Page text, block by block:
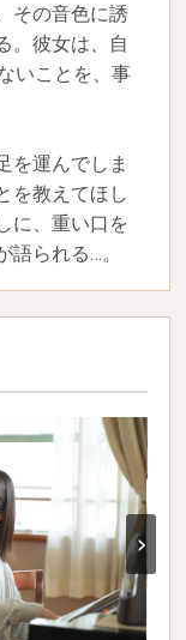
その音色に誘
。彼女は、自
いことを、事
を運んでしま
を教えてほし
に、重い口を
語られる…。
›